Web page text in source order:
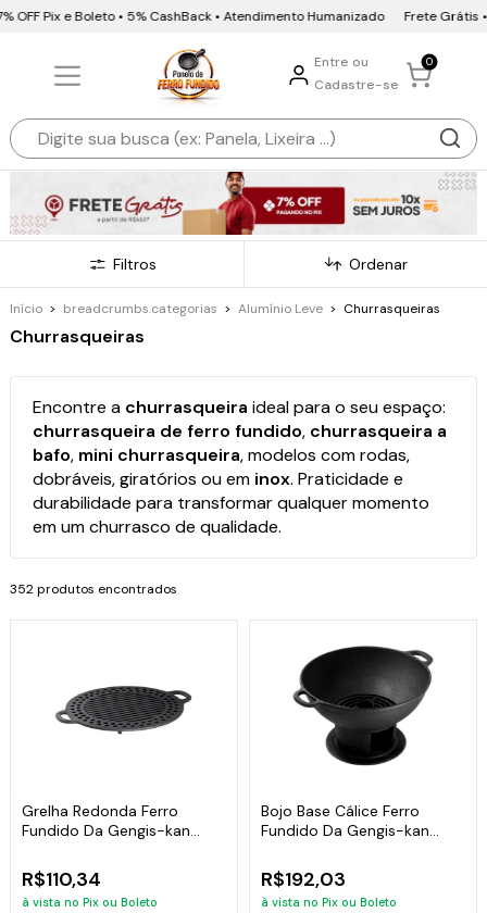
e Boleto • 5% CashBack • Atendimento Humanizado Frete Grátis • 10x sem
Entre ou
Cadastre-se
0
Filtros Ordenar
Início > breadcrumbs.categorias > Alumínio Leve > Churrasqueiras
Churrasqueiras
Encontre a churrasqueira ideal para o seu espaço:
churrasqueira de ferro fundido, churrasqueira a
bafo, mini churrasqueira, modelos com rodas,
dobráveis, giratórios ou em inox. Praticidade e
durabilidade para transformar qualquer momento
em um churrasco de qualidade.
352 produtos encontrados
Grelha Redonda Ferro
Fundido Da Gengis-kan
R$110,34
à vista no Pix ou Boleto
Bojo Base Cálice Ferro
Fundido Da Gengis-kan
R$192,03
à vista no Pix ou Boleto